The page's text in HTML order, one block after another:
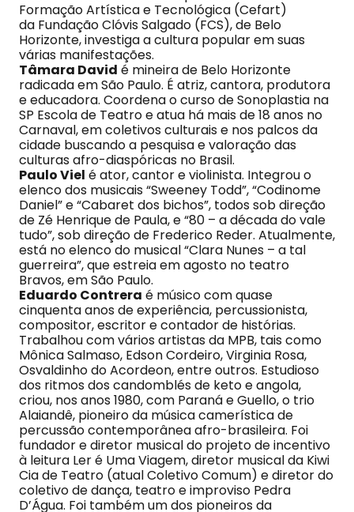
Formação Artística e Tecnológica (Cefart)
da Fundação Clóvis Salgado (FCS), de Belo
Horizonte, investiga a cultura popular em suas
várias manifestações.
Tâmara David é mineira de Belo Horizonte
radicada em São Paulo. É atriz, cantora, produtora
e educadora. Coordena o curso de Sonoplastia na
SP Escola de Teatro e atua há mais de 18 anos no
Carnaval, em coletivos culturais e nos palcos da
cidade buscando a pesquisa e valoração das
culturas afro-diaspóricas no Brasil.
Paulo Viel é ator, cantor e violinista. Integrou o
elenco dos musicais “Sweeney Todd”, “Codinome
Daniel” e “Cabaret dos bichos”, todos sob direção
de Zé Henrique de Paula, e “80 – a década do vale
tudo”, sob direção de Frederico Reder. Atualmente,
está no elenco do musical “Clara Nunes – a tal
guerreira”, que estreia em agosto no teatro
Bravos, em São Paulo.
Eduardo Contrera é músico com quase
cinquenta anos de experiência, percussionista,
compositor, escritor e contador de histórias.
Trabalhou com vários artistas da MPB, tais como
Mônica Salmaso, Edson Cordeiro, Virginia Rosa,
Osvaldinho do Acordeon, entre outros. Estudioso
dos ritmos dos candomblés de keto e angola,
criou, nos anos 1980, com Paraná e Guello, o trio
Alaiandê, pioneiro da música camerística de
percussão contemporânea afro-brasileira. Foi
fundador e diretor musical do projeto de incentivo
à leitura Ler é Uma Viagem, diretor musical da Kiwi
Cia de Teatro (atual Coletivo Comum) e diretor do
coletivo de dança, teatro e improviso Pedra
D’Água. Foi também um dos pioneiros da